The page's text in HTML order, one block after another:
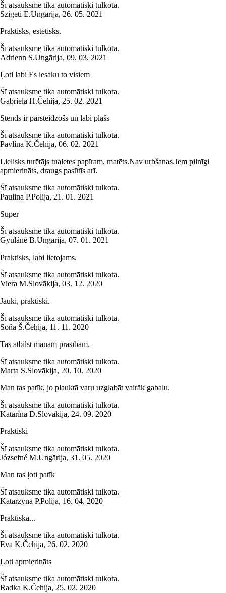
Šī atsauksme tika automātiski tulkota.
Szigeti E.Ungārija, 26. 05. 2021
Praktisks, estētisks.
Šī atsauksme tika automātiski tulkota.
Adrienn S.Ungārija, 09. 03. 2021
Ļoti labi Es iesaku to visiem
Šī atsauksme tika automātiski tulkota.
Gabriela H.Čehija, 25. 02. 2021
Stends ir pārsteidzošs un labi plašs
Šī atsauksme tika automātiski tulkota.
Pavlína K.Čehija, 06. 02. 2021
Lielisks turētājs tualetes papīram, matēts.Nav urbšanas.Jem pilnīgi
apmierināts, draugs pasūtīs arī.
Šī atsauksme tika automātiski tulkota.
Paulina P.Polija, 21. 01. 2021
Super
Šī atsauksme tika automātiski tulkota.
Gyuláné B.Ungārija, 07. 01. 2021
Praktisks, labi lietojams.
Šī atsauksme tika automātiski tulkota.
Viera M.Slovākija, 03. 12. 2020
Jauki, praktiski.
Šī atsauksme tika automātiski tulkota.
Soňa Š.Čehija, 11. 11. 2020
Tas atbilst manām prasībām.
Šī atsauksme tika automātiski tulkota.
Marta S.Slovākija, 20. 10. 2020
Man tas patīk, jo plauktā varu uzglabāt vairāk gabalu.
Šī atsauksme tika automātiski tulkota.
Katarína D.Slovākija, 24. 09. 2020
Praktiski
Šī atsauksme tika automātiski tulkota.
Józsefné M.Ungārija, 31. 05. 2020
Man tas ļoti patīk
Šī atsauksme tika automātiski tulkota.
Katarzyna P.Polija, 16. 04. 2020
Praktiska...
Šī atsauksme tika automātiski tulkota.
Eva K.Čehija, 26. 02. 2020
Ļoti apmierināts
Šī atsauksme tika automātiski tulkota.
Radka K.Čehija, 25. 02. 2020